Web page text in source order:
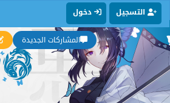
التسجيل دخول
المشاركات الجديدة